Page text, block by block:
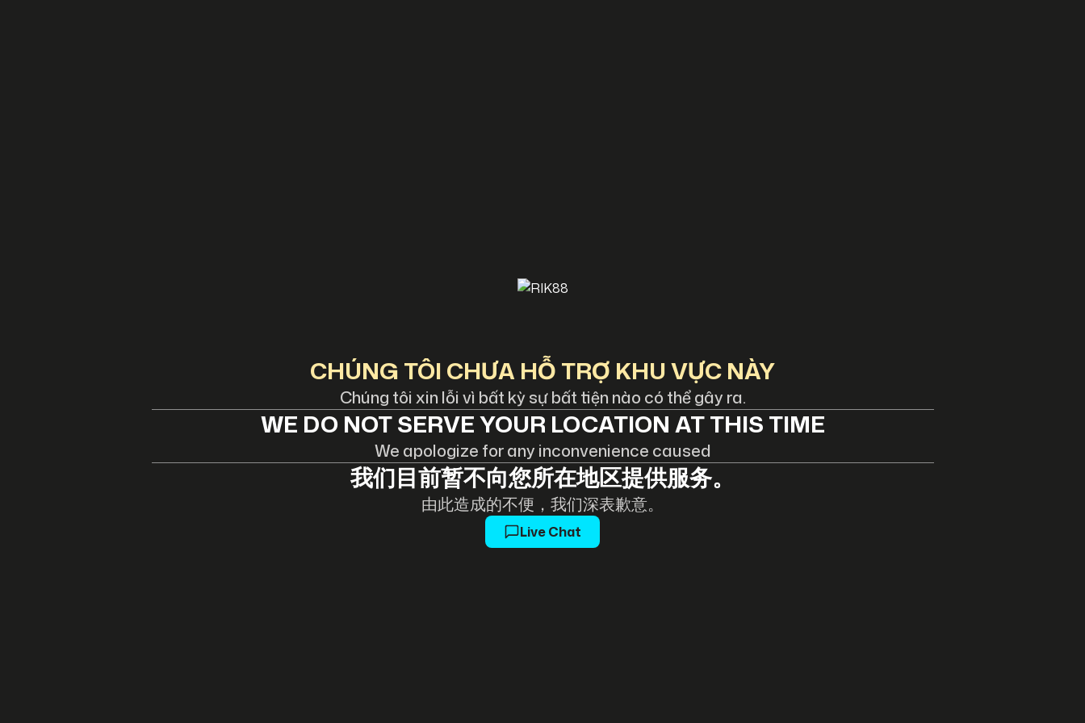
CHÚNG TÔI CHƯA HỖ TRỢ KHU VỰC NÀY
Chúng tôi xin lỗi vì bất kỳ sự bất tiện nào có thể gây ra.
WE DO NOT SERVE YOUR LOCATION AT THIS TIME
We apologize for any inconvenience caused
我们目前暂不向您所在地区提供服务。
由此造成的不便，我们深表歉意。
Live Chat